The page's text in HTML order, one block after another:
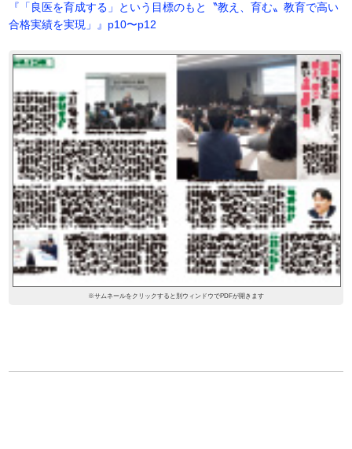
『「良医を育成する」という目標のもと〝教え、育む〟教育で高い
合格実績を実現」』p10〜p12
※サムネールをクリックすると別ウィンドウでPDFが開きます